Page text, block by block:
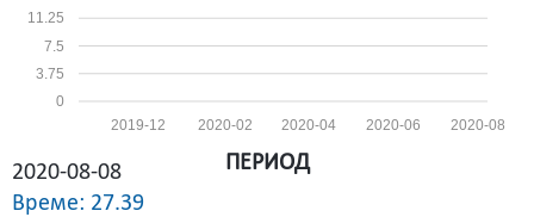
0
3.75
7.5
11.25
2020-08
2020-06
2020-04
2020-02
2019-12
2020-08-08
Време: 27.39
ПЕРИОД